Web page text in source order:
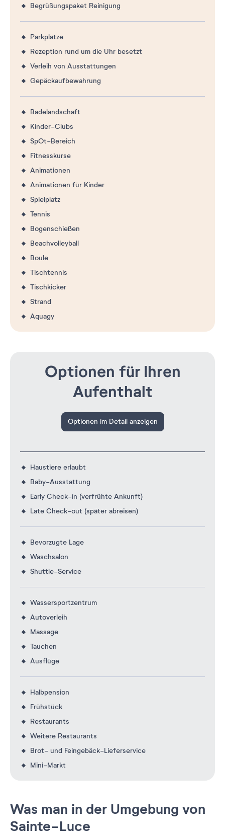
Begrüßungspaket Reinigung
Parkplätze
Rezeption rund um die Uhr besetzt
Verleih von Ausstattungen
Gepäckaufbewahrung
Badelandschaft
Kinder-Clubs
SpOt-Bereich
Fitnesskurse
Animationen
Animationen für Kinder
Spielplatz
Tennis
Bogenschießen
Beachvolleyball
Boule
Tischtennis
Tischkicker
Strand
Aquagy
Optionen für Ihren
Aufenthalt
Optionen im Detail anzeigen
Haustiere erlaubt
Baby-Ausstattung
Early Check-in (verfrühte Ankunft)
Late Check-out (später abreisen)
Bevorzugte Lage
Waschsalon
Shuttle-Service
Wassersportzentrum
Autoverleih
Massage
Tauchen
Ausflüge
Halbpension
Frühstück
Restaurants
Weitere Restaurants
Brot- und Feingebäck-Lieferservice
Mini-Markt
Was man in der Umgebung von
Sainte-Luce